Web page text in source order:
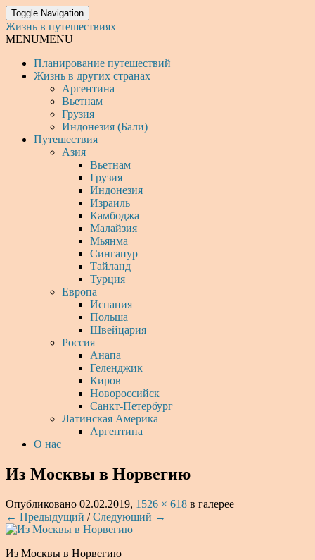
Toggle Navigation
Жизнь в путешествиях
MENUMENU
Планирование путешествий
Жизнь в других странах
Аргентина
Вьетнам
Грузия
Индонезия (Бали)
Путешествия
Азия
Вьетнам
Грузия
Индонезия
Израиль
Камбоджа
Малайзия
Мьянма
Сингапур
Тайланд
Турция
Европа
Испания
Польша
Швейцария
Россия
Анапа
Геленджик
Киров
Новороссийск
Санкт-Петербург
Латинская Америка
Аргентина
О нас
Из Москвы в Норвегию
Опубликовано 02.02.2019, 1526 × 618 в галерее
← Предыдущий /Следующий →
Из Москвы в Норвегию